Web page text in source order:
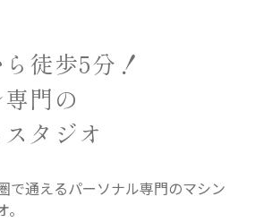
徒歩5分！
門の
タジオ
で通えるパーソナル専門のマシン